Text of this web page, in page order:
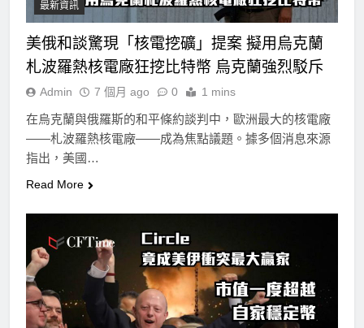
最新資訊
美俄和談驚現「核電挖礦」提案 擬用烏克蘭
札波羅熱核電廠狂挖比特幣 烏克蘭強烈駁斥
Admin 7 個月 ago 0 1 mins
在烏克蘭與俄羅斯的和平條約談判中，歐洲最大的核電廠
——札波羅熱核電廠——成為焦點議題。據多個消息來源
指出，美國…
Read More